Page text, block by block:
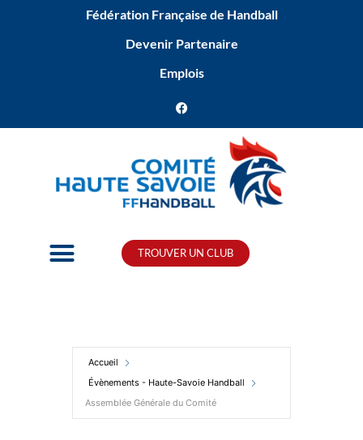
Fédération Française de Handball
Devenir Partenaire
Emplois
TROUVER UN CLUB
Accueil
Évènements - Haute-Savoie Handball
Assemblée Générale du Comité